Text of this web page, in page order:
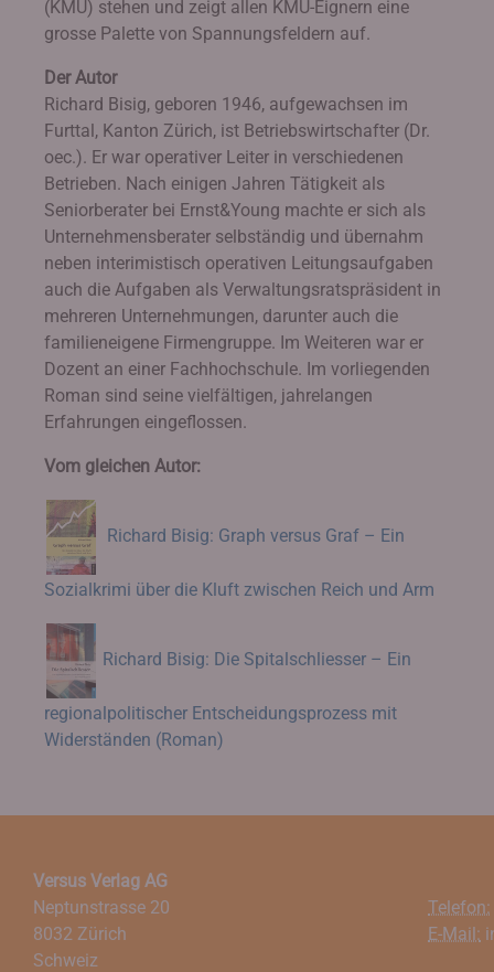
(KMU) stehen und zeigt allen KMU-Eignern eine
grosse Palette von Spannungsfeldern auf.
Der Autor
Richard Bisig, geboren 1946, aufgewachsen im
Furttal, Kanton Zürich, ist Betriebswirtschafter (Dr.
oec.). Er war operativer Leiter in verschiedenen
Betrieben. Nach einigen Jahren Tätigkeit als
Seniorberater bei Ernst&Young machte er sich als
Unternehmensberater selbständig und übernahm
neben interimistisch operativen Leitungsaufgaben
auch die Aufgaben als Verwaltungsratspräsident in
mehreren Unternehmungen, darunter auch die
familieneigene Firmengruppe. Im Weiteren war er
Dozent an einer Fachhochschule. Im vorliegenden
Roman sind seine vielfältigen, jahrelangen
Erfahrungen eingeflossen.
Vom gleichen Autor:
Richard Bisig: Graph versus Graf – Ein
Sozialkrimi über die Kluft zwischen Reich und Arm
Richard Bisig: Die Spitalschliesser – Ein
regionalpolitischer Entscheidungsprozess mit
Widerständen (Roman)
Versus Verlag AG
Neptunstrasse 20
8032 Zürich
Schweiz
Telefon:
E-Mail: